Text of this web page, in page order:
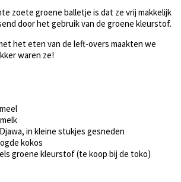
zoete groene balletje is dat ze vrij makkelijk
door het gebruik van de groene kleurstof.
het eten van de left-overs maakten we
waren ze!
in kleine stukjes gesneden
kokos
groene kleurstof (te koop bij de toko)